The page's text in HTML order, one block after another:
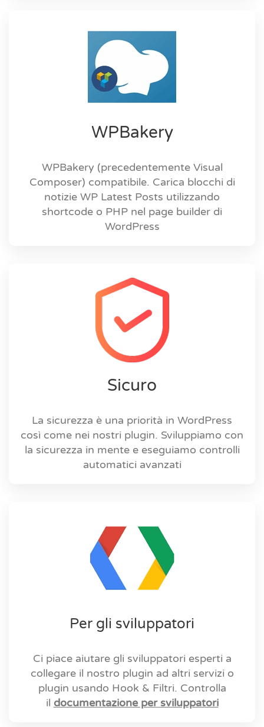
WPBakery
WPBakery (precedentemente Visual
Composer) compatibile. Carica blocchi di
notizie WP Latest Posts utilizzando
shortcode o PHP nel page builder di
WordPress
Sicuro
La sicurezza è una priorità in WordPress
così come nei nostri plugin. Sviluppiamo con
la sicurezza in mente e eseguiamo controlli
automatici avanzati
Per gli sviluppatori
Ci piace aiutare gli sviluppatori esperti a
collegare il nostro plugin ad altri servizi o
plugin usando Hook & Filtri. Controlla
il documentazione per sviluppatori